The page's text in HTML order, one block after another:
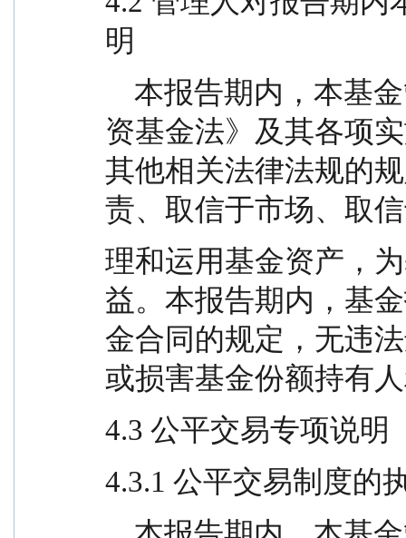
明
资基金法》及其各项
其他相关法律法规的
责、取信于市场、取
理和运用基金资产，
益。本报告期内，基
金合同的规定，无违
或损害基金份额持有
4.3 公平交易专项说明
4.3.1 公平交易制度的